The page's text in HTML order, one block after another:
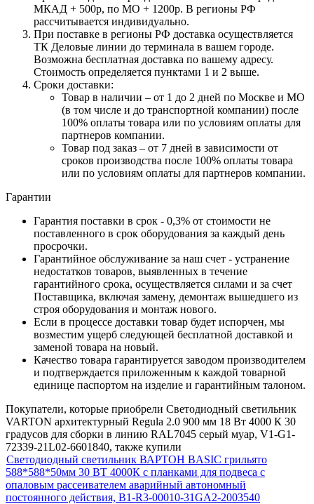
МКАД + 500р, по МО + 1200р. В регионы РФ
рассчитывается индивидуально.
При поставке в регионы РФ доставка осуществляется
ТК Деловые линии до терминала в вашем городе.
Возможна бесплатная доставка по вашему адресу.
Стоимость определяется пунктами 1 и 2 выше.
Сроки доставки:
Товар в наличии – от 1 до 2 дней по Москве и МО
(в том числе и до транспортной компании) после
100% оплаты товара или по условиям оплаты для
партнеров компании.
Товар под заказ – от 7 дней в зависимости от
сроков производства после 100% оплаты товара
или по условиям оплаты для партнеров компании.
Гарантии
Гарантия поставки в срок - 0,3% от стоимости не
поставленного в срок оборудования за каждый день
просрочки.
Гарантийное обслуживание за наш счет - устранение
недостатков товаров, выявленных в течение
гарантийного срока, осуществляется силами и за счет
Поставщика, включая замену, демонтаж вышедшего из
строя оборудования и монтаж нового.
Если в процессе доставки товар будет испорчен, мы
возместим ущерб следующей бесплатной доставкой и
заменой товара на новый.
Качество товара гарантируется заводом производителем
и подтверждается приложенным к каждой товарной
единице паспортом на изделие и гарантийным талоном.
Покупатели, которые приобрели Светодиодный светильник
VARTON архитектурный Regula 2.0 900 мм 18 Вт 4000 К 30
градусов для сборки в линию RAL7045 серый муар, V1-G1-
72339-21L02-6601840, также купили
Светодиодный светильник ВАРТОН BASIC грильято
588*588*50мм 30 ВТ 4000К с планками для подвеса с
опаловым рассеивателем аварийный автономный
постоянного действия, B1-R3-00010-31GA2-2003540